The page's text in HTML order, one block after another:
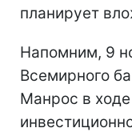
планирует
Напомним, 9
Всемирного
Манрос в